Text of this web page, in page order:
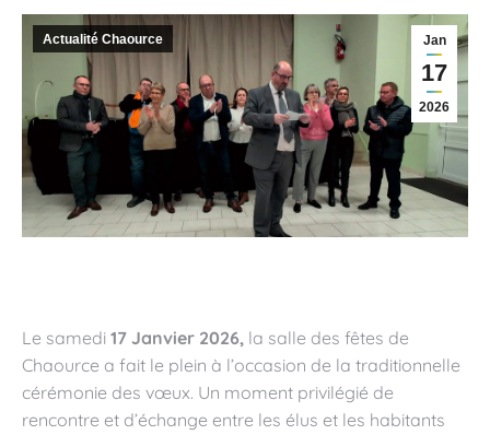
Jan
17
2026
Actualité Chaource
Le samedi 17 Janvier 2026, la salle des fêtes de
Chaource a fait le plein à l’occasion de la traditionnelle
cérémonie des vœux. Un moment privilégié de
rencontre et d’échange entre les élus et les habitants